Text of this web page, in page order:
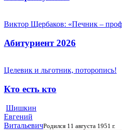
Виктор Щербаков: «Печник –
Абитуриент 2026
Целевик и льготник, поторопись!
Кто есть кто
Шишкин
Евгений
ВитальевичРодился 11 августа 1951 г.